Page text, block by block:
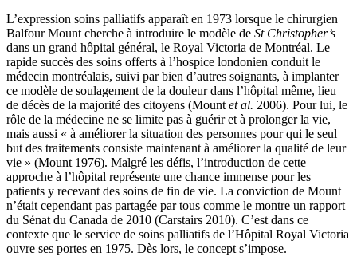
L’expression soins palliatifs apparaît en 1973 lorsque le chirurgien
Balfour Mount cherche à introduire le modèle de St Christopher’s
dans un grand hôpital général, le Royal Victoria de Montréal. Le
rapide succès des soins offerts à l’hospice londonien conduit le
médecin montréalais, suivi par bien d’autres soignants, à implanter
ce modèle de soulagement de la douleur dans l’hôpital même, lieu
de décès de la majorité des citoyens (Mountet al. 2006). Pour lui, le
rôle de la médecine ne se limite pas à guérir et à prolonger la vie,
mais aussi « à améliorer la situation des personnes pour qui le seul
but des traitements consiste maintenant à améliorer la qualité de leur
vie » (Mount 1976). Malgré les défis, l’introduction de cette
approche à l’hôpital représente une chance immense pour les
patients y recevant des soins de fin de vie. La conviction de Mount
n’était cependant pas partagée par tous comme le montre un rapport
du Sénat du Canada de 2010 (Carstairs 2010). C’est dans ce
contexte que le service de soins palliatifs de l’Hôpital Royal Victoria
ouvre ses portes en 1975. Dès lors, le concept s’impose.